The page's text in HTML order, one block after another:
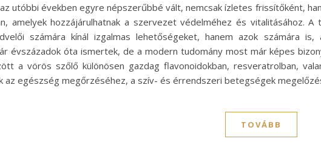
utóbbi években egyre népszerűbbé vált, nemcsak ízletes frissítőként,
amelyek hozzájárulhatnak a szervezet védelméhez és vitalitásához.
számára kínál izgalmas lehetőségeket, hanem azok számára
évszázadok óta ismertek, de a modern tudomány most már képes
a vörös szőlő különösen gazdag flavonoidokban, resveratrolban,
az egészség megőrzéséhez, a szív- és érrendszeri betegségek
TOVÁBB